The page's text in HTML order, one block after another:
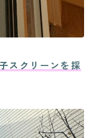
スクリーンを採